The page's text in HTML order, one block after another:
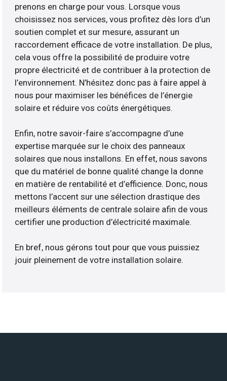
prenons en charge pour vous. Lorsque vous
choisissez nos services, vous profitez dès lors d’un
soutien complet et sur mesure, assurant un
raccordement efficace de votre installation. De plus,
cela vous offre la possibilité de produire votre
propre électricité et de contribuer à la protection de
l’environnement. N’hésitez donc pas à faire appel à
nous pour maximiser les bénéfices de l’énergie
solaire et réduire vos coûts énergétiques.
Enfin, notre savoir-faire s’accompagne d’une
expertise marquée sur le choix des panneaux
solaires que nous installons. En effet, nous savons
que du matériel de bonne qualité change la donne
en matière de rentabilité et d’efficience. Donc, nous
mettons l’accent sur une sélection drastique des
meilleurs éléments de centrale solaire afin de vous
certifier une production d’électricité maximale.
En bref, nous gérons tout pour que vous puissiez
jouir pleinement de votre installation solaire.